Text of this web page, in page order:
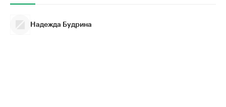
Надежда Будрина